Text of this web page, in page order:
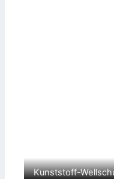
Kunststoff-